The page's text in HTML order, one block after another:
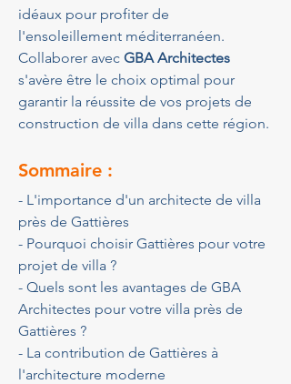
idéaux pour profiter de
l'ensoleillement méditerranéen.
Collaborer avec GBA Architectes
s'avère être le choix optimal pour
garantir la réussite de vos projets de
construction de villa dans cette région.
Sommaire :
- L'importance d'un architecte de villa
près de Gattières
- Pourquoi choisir Gattières pour votre
projet de villa ?
- Quels sont les avantages de GBA
Architectes pour votre villa près de
Gattières ?
- La contribution de Gattières à
l'architecture moderne